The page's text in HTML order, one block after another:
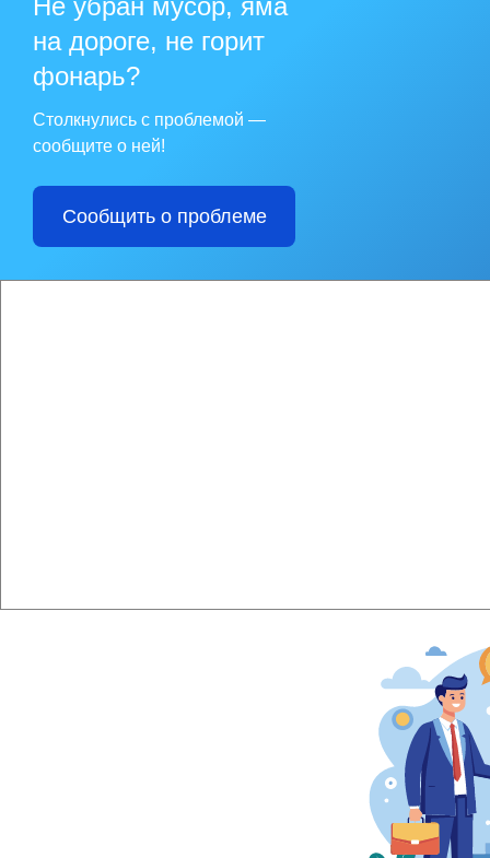
Не убран мусор, яма
на дороге, не горит
фонарь?
Столкнулись с проблемой —
сообщите о ней!
Сообщить о проблеме